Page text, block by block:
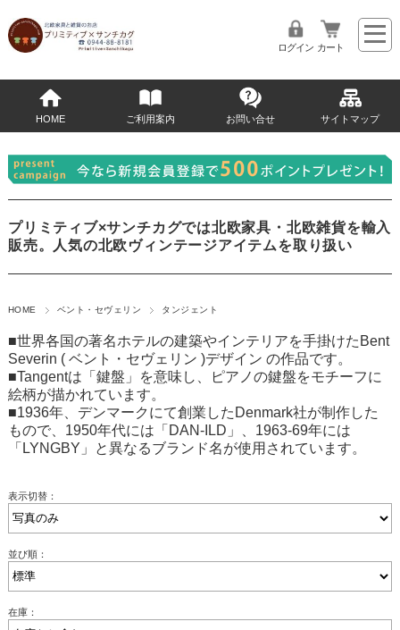
ログイン カート
HOME ご利用案内 お問い合せ サイトマップ
プリミティブ×サンチカグでは北欧家具・北欧雑貨を輸入
販売。人気の北欧ヴィンテージアイテムを取り扱い
HOME ベント・セヴェリン タンジェント
■世界各国の著名ホテルの建築やインテリアを手掛けたBent
Severin ( ベント・セヴェリン )デザイン の作品です。
■Tangentは「鍵盤」を意味し、ピアノの鍵盤をモチーフに
絵柄が描かれています。
■1936年、デンマークにて創業したDenmark社が制作した
もので、1950年代には「DAN-ILD」、1963-69年には
「LYNGBY」と異なるブランド名が使用されています。
表示切替：
並び順：
在庫：